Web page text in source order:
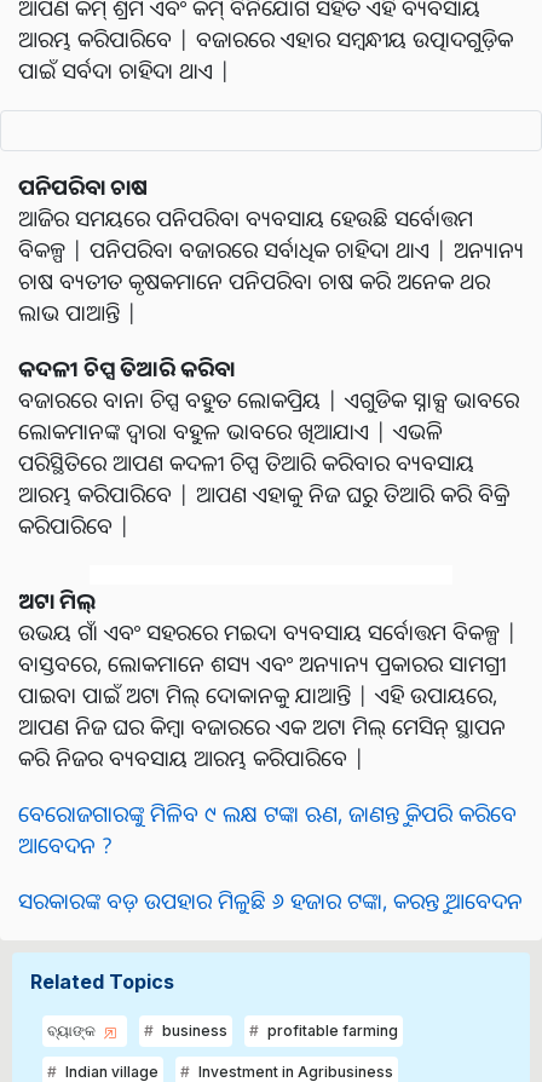
ଆପଣ କମ୍ ଶ୍ରମ ଏବଂ କମ୍ ବିନିଯୋଗ ସହିତ ଏହି ବ୍ୟବସାୟ
ଆରମ୍ଭ କରିପାରିବେ | ବଜାରରେ ଏହାର ସମ୍ବନ୍ଧୀୟ ଉତ୍ପାଦଗୁଡ଼ିକ
ପାଇଁ ସର୍ବଦା ଚାହିଦା ଥାଏ |
ପନିପରିବା ଚାଷ
ଆଜିର ସମୟରେ ପନିପରିବା ବ୍ୟବସାୟ ହେଉଛି ସର୍ବୋତ୍ତମ
ବିକଳ୍ପ | ପନିପରିବା ବଜାରରେ ସର୍ବାଧିକ ଚାହିଦା ଥାଏ | ଅନ୍ୟାନ୍ୟ
ଚାଷ ବ୍ୟତୀତ କୃଷକମାନେ ପନିପରିବା ଚାଷ କରି ଅନେକ ଥର
ଲାଭ ପାଆନ୍ତି |
କଦଳୀ ଚିପ୍ସ ତିଆରି କରିବା
ବଜାରରେ ବାନା ଚିପ୍ସ ବହୁତ ଲୋକପ୍ରିୟ | ଏଗୁଡିକ ସ୍ନାକ୍ସ ଭାବରେ
ଲୋକମାନଙ୍କ ଦ୍ୱାରା ବହୁଳ ଭାବରେ ଖିଆଯାଏ | ଏଭଳି
ପରିସ୍ଥିତିରେ ଆପଣ କଦଳୀ ଚିପ୍ସ ତିଆରି କରିବାର ବ୍ୟବସାୟ
ଆରମ୍ଭ କରିପାରିବେ | ଆପଣ ଏହାକୁ ନିଜ ଘରୁ ତିଆରି କରି ବିକ୍ରି
କରିପାରିବେ |
ଅଟା ମିଲ୍
ଉଭୟ ଗାଁ ଏବଂ ସହରରେ ମଇଦା ବ୍ୟବସାୟ ସର୍ବୋତ୍ତମ ବିକଳ୍ପ |
ବାସ୍ତବରେ, ଲୋକମାନେ ଶସ୍ୟ ଏବଂ ଅନ୍ୟାନ୍ୟ ପ୍ରକାରର ସାମଗ୍ରୀ
ପାଇବା ପାଇଁ ଅଟା ମିଲ୍ ଦୋକାନକୁ ଯାଆନ୍ତି | ଏହି ଉପାୟରେ,
ଆପଣ ନିଜ ଘର କିମ୍ବା ବଜାରରେ ଏକ ଅଟା ମିଲ୍ ମେସିନ୍ ସ୍ଥାପନ
କରି ନିଜର ବ୍ୟବସାୟ ଆରମ୍ଭ କରିପାରିବେ |
ବେରୋଜଗାରଙ୍କୁ ମିଳିବ ୯ ଲକ୍ଷ ଟଙ୍କା ଋଣ, ଜାଣନ୍ତୁ କିପରି କରିବେ
ଆବେଦନ ?
ସରକାରଙ୍କ ବଡ଼ ଉପହାର ମିଳୁଛି ୬ ହଜାର ଟଙ୍କା, କରନ୍ତୁ ଆବେଦନ
Related Topics
ବ୍ୟାଙ୍କ business profitable farming
Indian village Investment in Agribusiness